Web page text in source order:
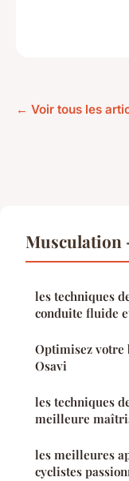
← Voir tous les
Musculation
les techniques
conduite fluide
Optimisez votre
Osavi
les techniques
meilleure
les meilleures
cyclistes